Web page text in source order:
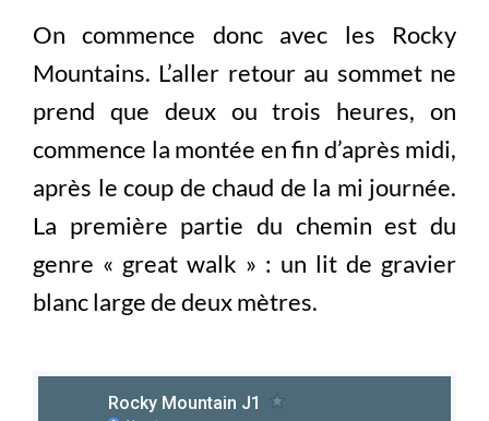
On commence donc avec les Rocky
Mountains. L’aller retour au sommet ne
prend que deux ou trois heures, on
commence la montée en fin d’après midi,
après le coup de chaud de la mi journée.
La première partie du chemin est du
genre « great walk » : un lit de gravier
blanc large de deux mètres.